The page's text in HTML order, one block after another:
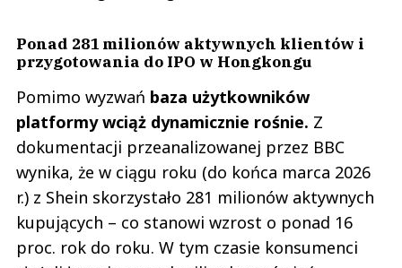
Ponad 281 milionów aktywnych klientów i
przygotowania do IPO w Hongkongu
Pomimo wyzwań baza użytkowników
platformy wciąż dynamicznie rośnie. Z
dokumentacji przeanalizowanej przez BBC
wynika, że w ciągu roku (do końca marca 2026
r.) z Shein skorzystało 281 milionów aktywnych
kupujących – co stanowi wzrost o ponad 16
proc. rok do roku. W tym czasie konsumenci